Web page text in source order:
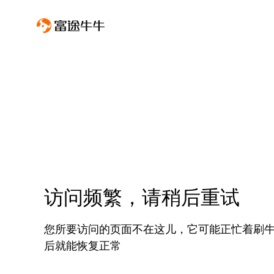
访问频繁，请稍后重试
您所要访问的页面不在这儿，它可能正忙着刷
后就能恢复正常